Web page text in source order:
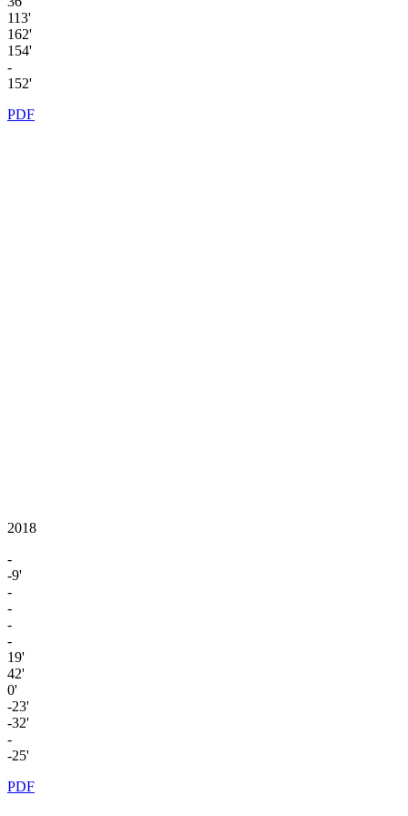
113'
162'
154'
-
152'
PDF
2018
-
-9'
-
-
-
-
19'
42'
0'
-23'
-32'
-
-25'
PDF